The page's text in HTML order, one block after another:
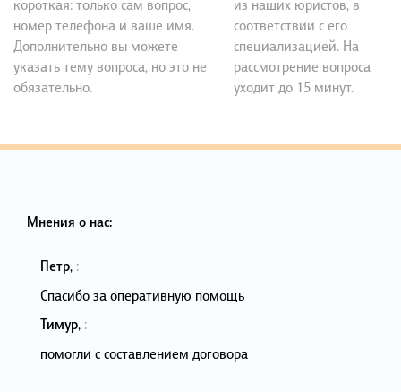
короткая: только сам вопрос,
номер телефона и ваше имя.
Дополнительно вы можете
указать тему вопроса, но это не
обязательно.
из наших юристов, в
соответствии с его
специализацией. На
рассмотрение вопроса
уходит до 15 минут.
Мнения о нас:
Петр, :
Спасибо за оперативную помощь
Тимур, :
помогли с составлением договора